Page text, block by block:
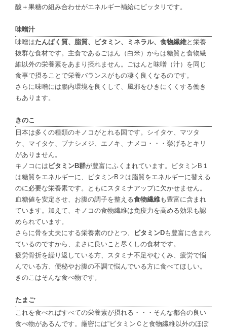
酸＋果糖の組み合わせがエネルギー補給にピッタリです。
味噌汁
味噌はたんぱく質、脂質、ビタミン、ミネラル、食物繊維と栄養
抜群な食材です。主食であるごはん（白米）からは糖質と食物繊
維以外の栄養素をあまり摂れません。ごはんと味噌（汁）を同じ
食事で摂ることで栄養バランスがもの凄く良くなるのです。
さらに味噌には腸内環境を良くして、風邪をひきにくくする働き
もあります。
きのこ
日本は多くの種類のキノコがとれる国です。シイタケ、マツタ
ケ、マイタケ、ブナシメジ、エノキ、ナメコ・・・挙げるとキリ
がありません。
キノコには ビタミンB群が豊富にふくまれています。ビタミン B １
は糖質をエネルギーに、ビタミン B ２は脂質をエネルギーに替える
のに必要な栄養素です。ともにスタミナアップに欠かせません。
血糖値を安定させ、お腹の調子を整える食物繊維も豊富に含まれ
ています。加えて、キノコの食物繊維は免疫力を高める効果も認
められています。
さらに骨を丈夫にする栄養素のひとつ、
ビタミンDも豊富に含まれ
ているのですから、まさに良いこと尽くしの食材です。
疲労骨折を繰り返している方、スタミナ不足やむくみ、疲労で悩
んでいる方、便秘やお腹の不調で悩んでいる方に食べてほしい。
きのこはそんな食べ物です。
たまご
これを食べればすべての栄養素が摂れる・・・そんな都合の良い
食べ物があるんです。厳密には“ビタミンＣと食物繊維以外のほぼ